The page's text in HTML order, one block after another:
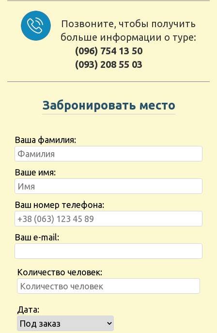
Позвоните, чтобы получить
больше информации о туре:
(096) 754 13 50
(093) 208 55 03
Забронировать место
Ваша фамилия:
Ваше имя:
Ваш номер телефона:
Ваш e-mail:
Количество человек:
Дата: